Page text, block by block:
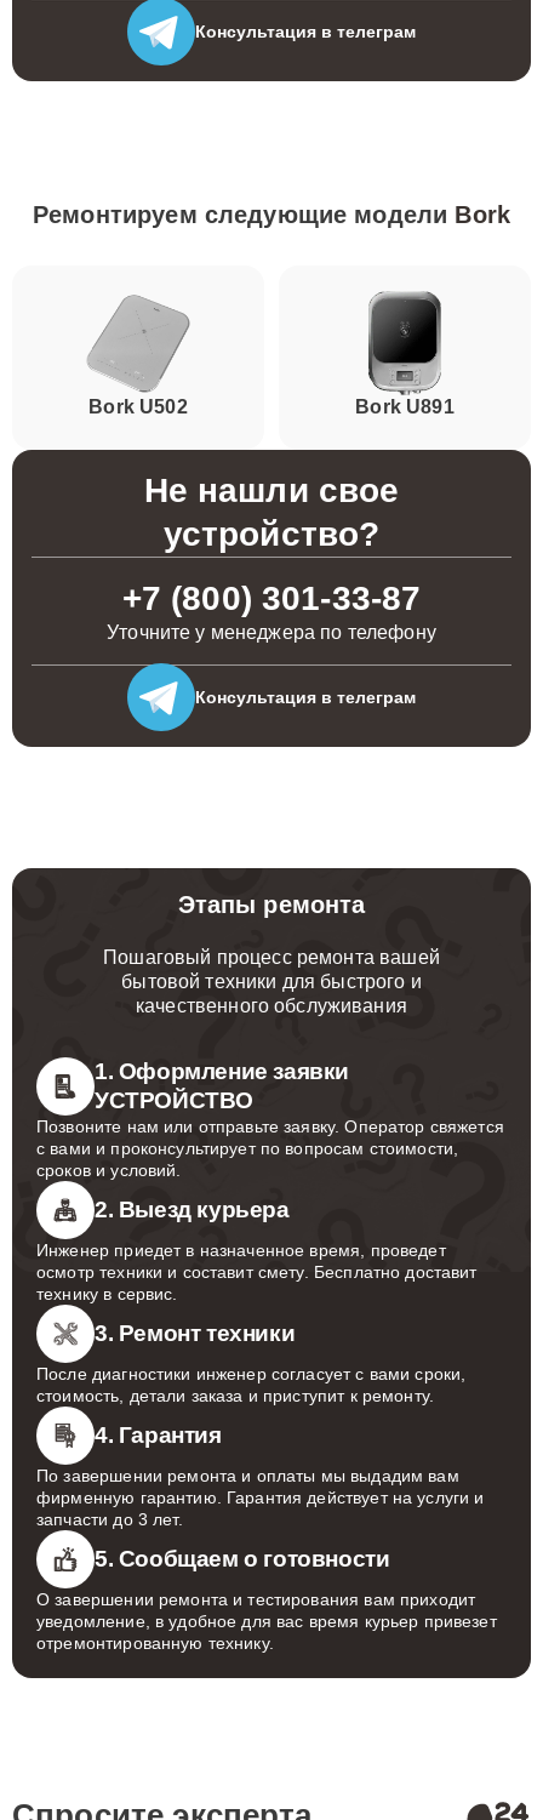
Консультация в телеграм
Ремонтируем следующие модели Bork
Bork U502 Bork U891
Не нашли свое
устройство?
+7 (800) 301-33-87
Уточните у менеджера по телефону
Консультация в телеграм
Этапы ремонта
Пошаговый процесс ремонта вашей
бытовой техники для быстрого и
качественного обслуживания
1. Оформление заявки
УСТРОЙСТВО
Позвоните нам или отправьте заявку. Оператор свяжется
с вами и проконсультирует по вопросам стоимости,
сроков и условий.
2. Выезд курьера
Инженер приедет в назначенное время, проведет
осмотр техники и составит смету. Бесплатно доставит
технику в сервис.
3. Ремонт техники
После диагностики инженер согласует с вами сроки,
стоимость, детали заказа и приступит к ремонту.
4. Гарантия
По завершении ремонта и оплаты мы выдадим вам
фирменную гарантию. Гарантия действует на услуги и
запчасти до 3 лет.
5. Сообщаем о готовности
О завершении ремонта и тестирования вам приходит
уведомление, в удобное для вас время курьер привезет
отремонтированную технику.